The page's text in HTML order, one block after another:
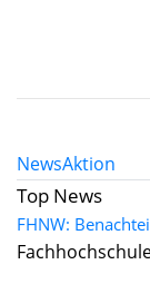
NewsAktion
Top News
FHNW: